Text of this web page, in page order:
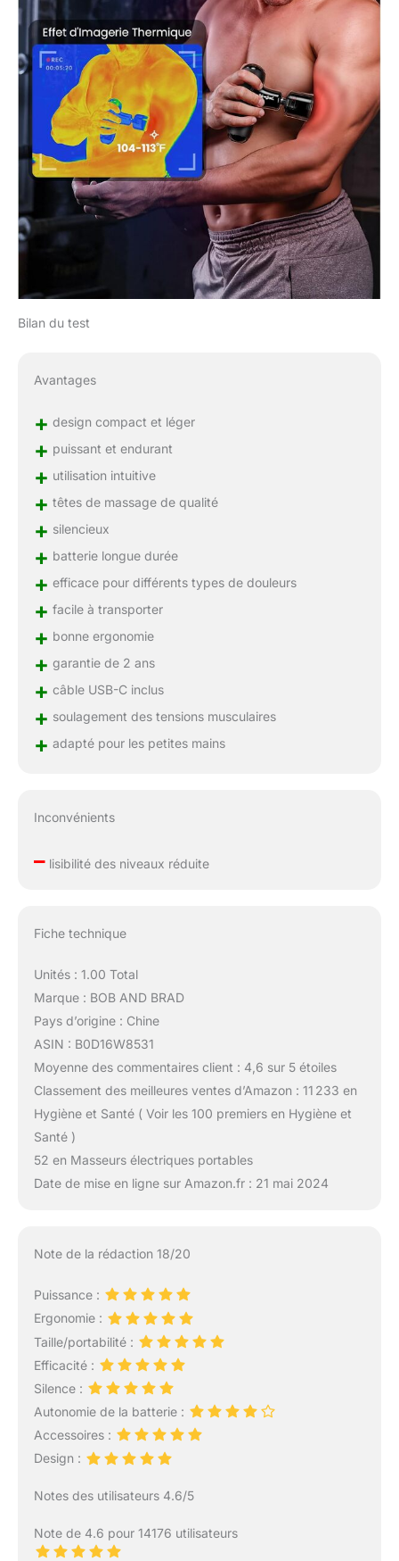
entourage. Il combine 5
embouts spécialisés et 5
vitesses réglables pour
un traitement sur
mesure, allant de la
relaxation délicate à la
récupération intense.
Une minuterie de 10
minutes est intégrée
pour prévenir toute
surstimulation et
protéger les composants
internes, assurant ainsi
une séance de massage
à la fois optimale, durable
et parfaitement
Bilan du test
Avantages
+ design compact et léger
+ puissant et endurant
+ utilisation intuitive
+ têtes de massage de qualité
+ silencieux
+ batterie longue durée
+ efficace pour différents types de douleurs
+ facile à transporter
+ bonne ergonomie
+ garantie de 2 ans
+ câble USB-C inclus
+ soulagement des tensions musculaires
+ adapté pour les petites mains
Inconvénients
–lisibilité des niveaux réduite
Fiche technique
Unités : 1.00 Total
Marque : BOB AND BRAD
Pays d’origine : Chine
ASIN : B0D16W8531
Moyenne des commentaires client : 4,6 sur 5 étoiles
Classement des meilleures ventes d’Amazon : 11 233 en
Hygiène et Santé ( Voir les 100 premiers en Hygiène et
Santé )
52 en Masseurs électriques portables
Date de mise en ligne sur Amazon.fr : 21 mai 2024
Note de la rédaction 18/20
Puissance :
Ergonomie :
Taille/portabilité :
Efficacité :
Silence :
Autonomie de la batterie :
Accessoires :
Design :
Notes des utilisateurs 4.6/5
Note de 4.6 pour 14176 utilisateurs